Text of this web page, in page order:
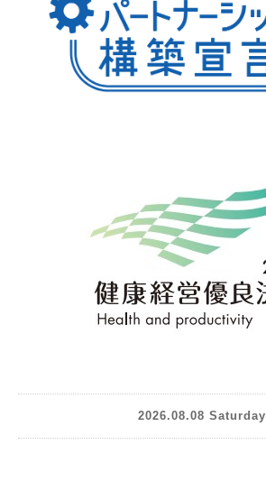
2026.08.08 Saturday